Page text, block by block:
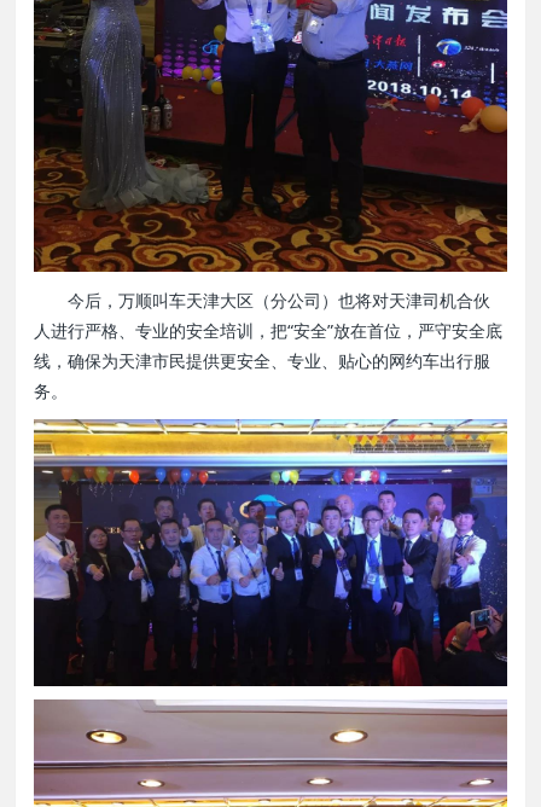
今后，万顺叫车天津大区（分公司）也将对天津司机合伙
人进行严格、专业的安全培训，把“安全”放在首位，严守安全底
线，确保为天津市民提供更安全、专业、贴心的网约车出行服
务。